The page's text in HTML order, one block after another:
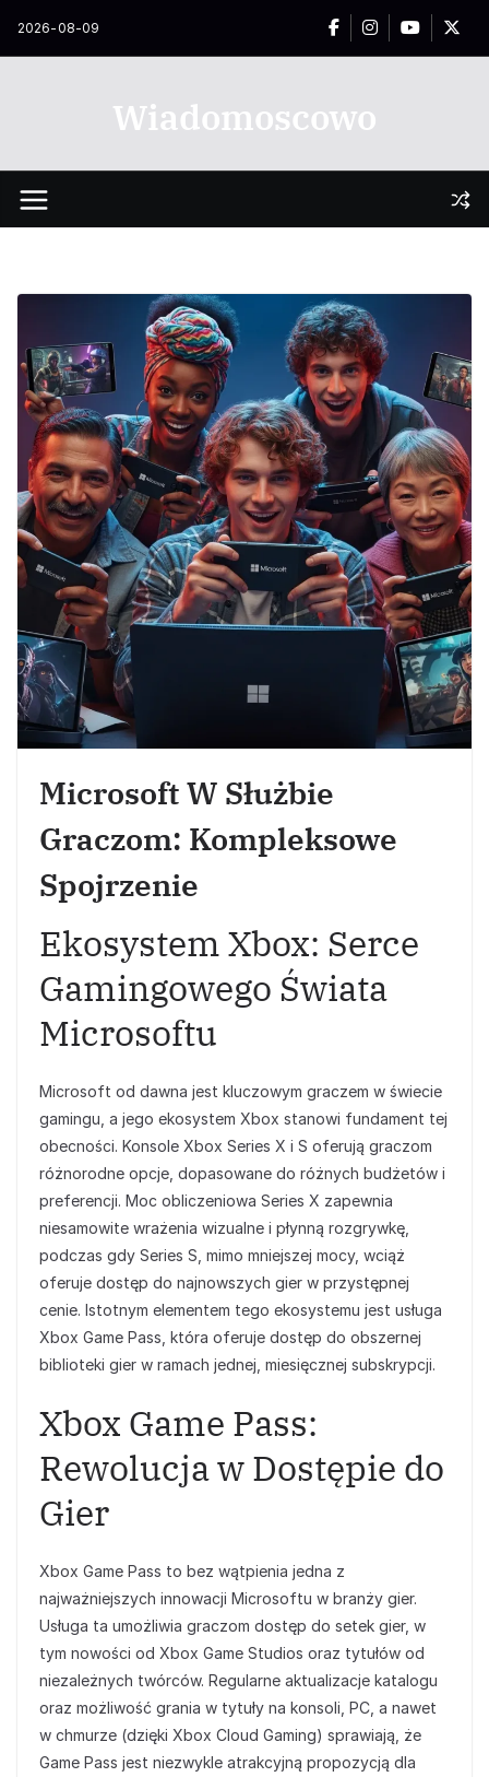
2026-08-09
Wiadomoscowo
Microsoft W Służbie
Graczom: Kompleksowe
Spojrzenie
Ekosystem Xbox: Serce
Gamingowego Świata
Microsoftu
Microsoft od dawna jest kluczowym graczem w świecie
gamingu, a jego ekosystem Xbox stanowi fundament tej
obecności. Konsole Xbox Series X i S oferują graczom
różnorodne opcje, dopasowane do różnych budżetów i
preferencji. Moc obliczeniowa Series X zapewnia
niesamowite wrażenia wizualne i płynną rozgrywkę,
podczas gdy Series S, mimo mniejszej mocy, wciąż
oferuje dostęp do najnowszych gier w przystępnej
cenie. Istotnym elementem tego ekosystemu jest usługa
Xbox Game Pass, która oferuje dostęp do obszernej
biblioteki gier w ramach jednej, miesięcznej subskrypcji.
Xbox Game Pass:
Rewolucja w Dostępie do
Gier
Xbox Game Pass to bez wątpienia jedna z
najważniejszych innowacji Microsoftu w branży gier.
Usługa ta umożliwia graczom dostęp do setek gier, w
tym nowości od Xbox Game Studios oraz tytułów od
niezależnych twórców. Regularne aktualizacje katalogu
oraz możliwość grania w tytuły na konsoli, PC, a nawet
w chmurze (dzięki Xbox Cloud Gaming) sprawiają, że
Game Pass jest niezwykle atrakcyjną propozycją dla